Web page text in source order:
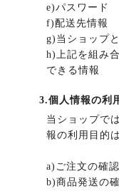
e)パスワード
f)配送先情報
g)当ショップ
h)上記を組み
できる情報
3.個人情報の利
当ショップで
報の利用目的
a)ご注文の確
b)商品発送の